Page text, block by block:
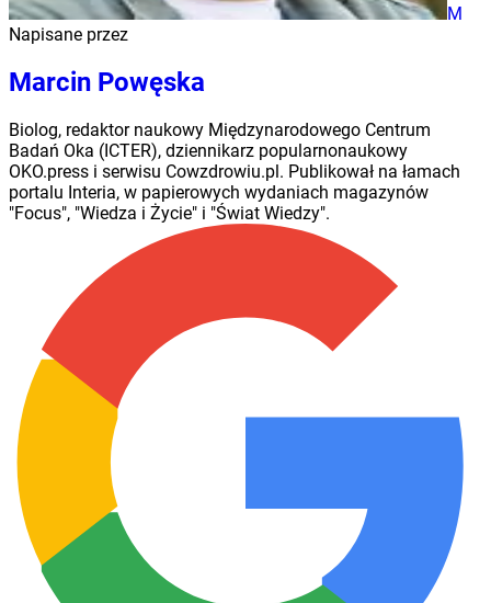
M
Napisane przez
Marcin Powęska
Biolog, redaktor naukowy Międzynarodowego Centrum
Badań Oka (ICTER), dziennikarz popularnonaukowy
OKO.press i serwisu Cowzdrowiu.pl. Publikował na łamach
portalu Interia, w papierowych wydaniach magazynów
"Focus", "Wiedza i Życie" i "Świat Wiedzy".